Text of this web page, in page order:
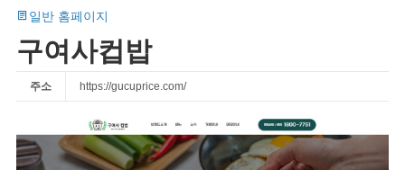
일반 홈페이지
구여사컵밥
주소 https://gucuprice.com/